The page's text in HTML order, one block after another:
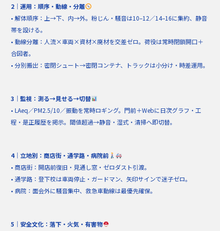
2｜運用：順序・動線・分離
• 解体順序：上→下、内→外。粉じん・騒音は10–12／14–16に集約、静音
帯を設ける。
• 動線分離：人流×車両×資材×廃材を交差ゼロ。荷役は常時閉鎖開口＋
合図者。
• 分別搬出：密閉シュート→密閉コンテナ、トラックは小分け・時差運用。
3｜監視：測る→見せる→切替
• LAeq／PM2.5/10／振動を常時ロギング。門前＋Webに日次グラフ・工
程・是正履歴を掲示。閾値超過→静音・湿式・清掃へ即切替。
4｜立地別：商店街・通学路・病院前
• 商店街：開店前復旧・見通し窓・ゼロダスト引渡。
• 通学路：登下校は車両停止・ガードマン、矢印サインで迷子ゼロ。
• 病院：面会外に騒音集中、救急車動線は最優先確保。
5｜安全文化：落下・火気・有害物